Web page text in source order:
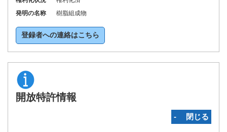
発明の名称
樹脂組成物
登録者への連絡はこちら
開放特許情報
‐ 閉じる